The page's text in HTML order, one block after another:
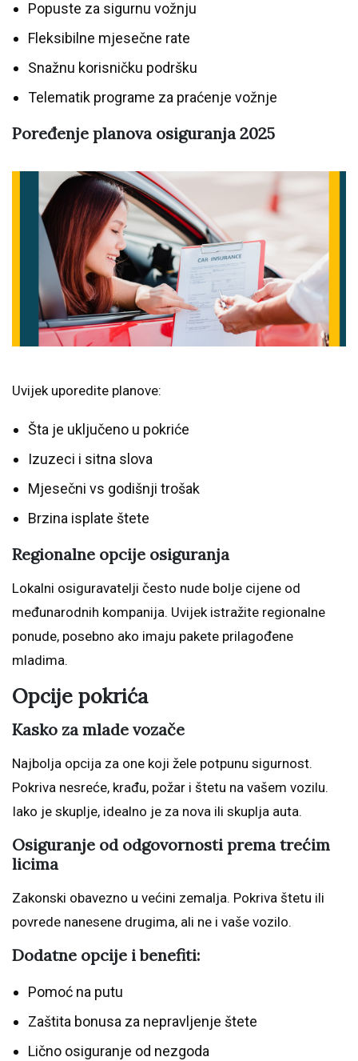
Popuste za sigurnu vožnju
Fleksibilne mjesečne rate
Snažnu korisničku podršku
Telematik programe za praćenje vožnje
Poređenje planova osiguranja 2025
Uvijek uporedite planove:
Šta je uključeno u pokriće
Izuzeci i sitna slova
Mjesečni vs godišnji trošak
Brzina isplate štete
Regionalne opcije osiguranja
Lokalni osiguravatelji često nude bolje cijene od
međunarodnih kompanija. Uvijek istražite regionalne
ponude, posebno ako imaju pakete prilagođene
mladima.
Opcije pokrića
Kasko za mlade vozače
Najbolja opcija za one koji žele potpunu sigurnost.
Pokriva nesreće, krađu, požar i štetu na vašem vozilu.
Iako je skuplje, idealno je za nova ili skuplja auta.
Osiguranje od odgovornosti prema trećim
licima
Zakonski obavezno u većini zemalja. Pokriva štetu ili
povrede nanesene drugima, ali ne i vaše vozilo.
Dodatne opcije i benefiti:
Pomoć na putu
Zaštita bonusa za nepravljenje štete
Lično osiguranje od nezgoda